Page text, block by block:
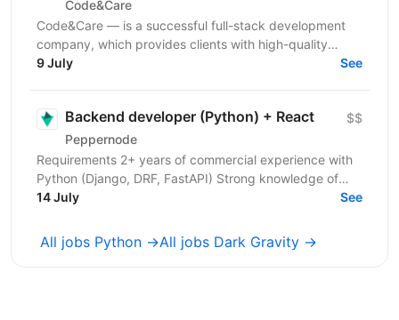
Code&Care
Code&Care — is a successful full-stack development
company, which provides clients with high-quality
development assistance worldwide. Now our team has
9 July See
Backend developer (Python) + React
Peppernode
$$
Requirements 2+ years of commercial experience with
Python (Django, DRF, FastAPI) Strong knowledge of
Python 3.8+ Solid understanding of web
14 July See
All jobs Python →All jobs Dark Gravity →